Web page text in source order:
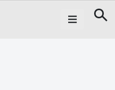
Main Navigation